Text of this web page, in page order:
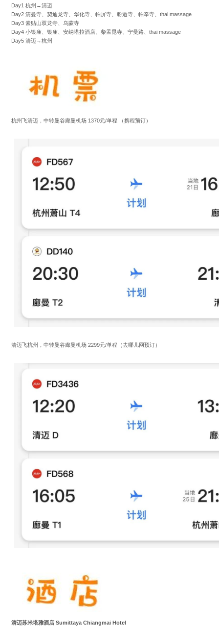
Day1 杭州→清迈
Day2 清曼寺、契迪龙寺、华化寺、帕屏寺、盼道寺、帕辛寺、thai massage
Day3 素贴山双龙寺、乌蒙寺
Day4 小银庙、银庙、安纳塔拉酒店、柴孟昆寺、宁曼路、thai massage
Day5 清迈→杭州
杭州飞清迈，中转曼谷廊曼机场 1370元/单程 （携程预订）
清迈飞杭州，中转曼谷廊曼机场 2299元/单程（去哪儿网预订）
清迈苏米塔雅酒店 Sumittaya Chiangmai Hotel